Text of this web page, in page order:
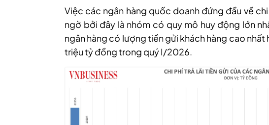
Việc các ngân hàng quốc doanh đứng đầu về
ngờ bởi đây là nhóm có quy mô huy động lớn
ngân hàng có lượng tiền gửi khách hàng cao nhất
triệu tỷđồngtrong quý I/2026.